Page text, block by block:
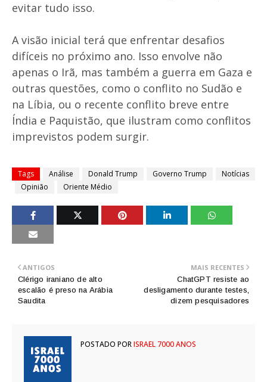
evitar tudo isso.
A visão inicial terá que enfrentar desafios
difíceis no próximo ano. Isso envolve não
apenas o Irã, mas também a guerra em Gaza e
outras questões, como o conflito no Sudão e
na Líbia, ou o recente conflito breve entre
Índia e Paquistão, que ilustram como conflitos
imprevistos podem surgir.
Tags Análise Donald Trump Governo Trump
Notícias
Opinião
Oriente Médio
MAIS RECENTES
ChatGPT resiste ao
desligamento durante testes,
dizem pesquisadores
ANTIGOS
Clérigo iraniano de alto
escalão é preso na Arábia
Saudita
POSTADO PORISRAEL 7000 ANOS